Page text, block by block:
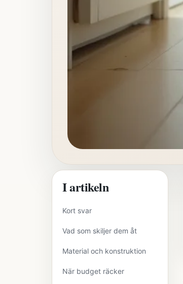
I artikeln
Kort svar
Vad som skiljer dem åt
Material och konstruktion
När budget räcker